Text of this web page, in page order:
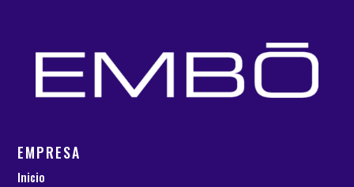
EMPRESA
Inicio